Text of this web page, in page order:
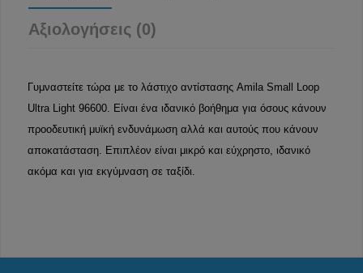
Αξιολογήσεις (0)
Γυμναστείτε τώρα με το λάστιχο αντίστασης Amila Small Loop
Ultra Light 96600. Είναι ένα ιδανικό βοήθημα για όσους κάνουν
προοδευτική μυϊκή ενδυνάμωση αλλά και αυτούς που κάνουν
αποκατάσταση. Επιπλέον είναι μικρό και εύχρηστο, ιδανικό
ακόμα και για εκγύμναση σε ταξίδι.